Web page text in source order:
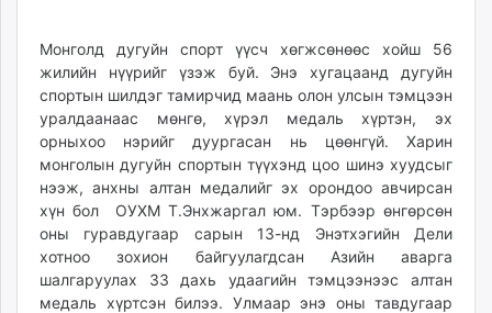
Baabar.mn
tovch.mn
ikon.mn
mnb.mn
Livetv.mn
Eguur.mn
24tsag.mn
shuud.mn
ergelt.mn
17:15:03
00:10:40
Монголд дугуйн спорт үүсч хөгжсөнөөс хойш 56
жилийн нүүрийг үзэж буй. Энэ хугацаанд дугуйн
спортын шилдэг тамирчид маань олон улсын тэмцээн
уралдаанаас мөнгө, хүрэл медаль хүртэн, эх
орныхоо нэрийг дуургасан нь цөөнгүй. Харин
монголын дугуйн спортын түүхэнд цоо шинэ хуудсыг
нээж, анхны алтан медалийг эх орондоо авчирсан
хүн бол ОУХМ Т.Энхжаргал юм. Тэрбээр өнгөрсөн
оны гуравдугаар сарын 13-нд Энэтхэгийн Дели
хотноо зохион байгуулагдсан Азийн аварга
шалгаруулах 33 дахь удаагийн тэмцээнээс алтан
медаль хүртсэн билээ. Улмаар энэ оны тавдугаар